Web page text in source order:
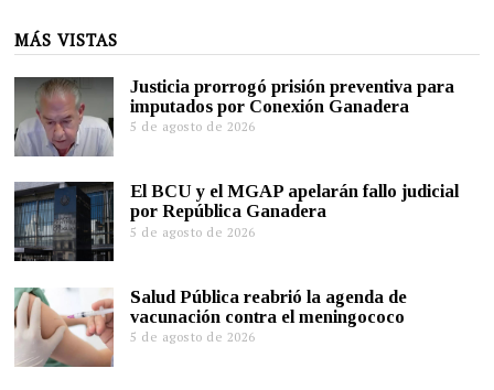
MÁS VISTAS
Justicia prorrogó prisión preventiva para
imputados por Conexión Ganadera
5 de agosto de 2026
El BCU y el MGAP apelarán fallo judicial
por República Ganadera
5 de agosto de 2026
Salud Pública reabrió la agenda de
vacunación contra el meningococo
5 de agosto de 2026